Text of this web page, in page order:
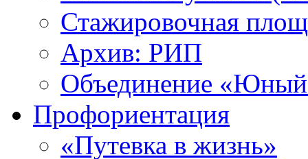
Стажировочная
Архив: РИП
Объединение «Юный
Профориентация
«Путевка в жизнь»